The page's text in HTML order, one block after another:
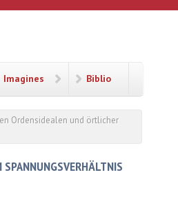
Imagines Biblio
Ordensidealen und örtlicher